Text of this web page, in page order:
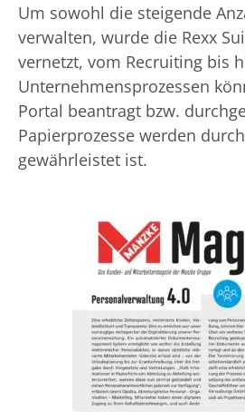
Um sowohl die steigende
verwalten, wurde die Rexx
vernetzt, vom Recruiting bis
Unternehmensprozessen
Portal beantragt bzw.
Papierprozesse werden
gewährleistet ist.